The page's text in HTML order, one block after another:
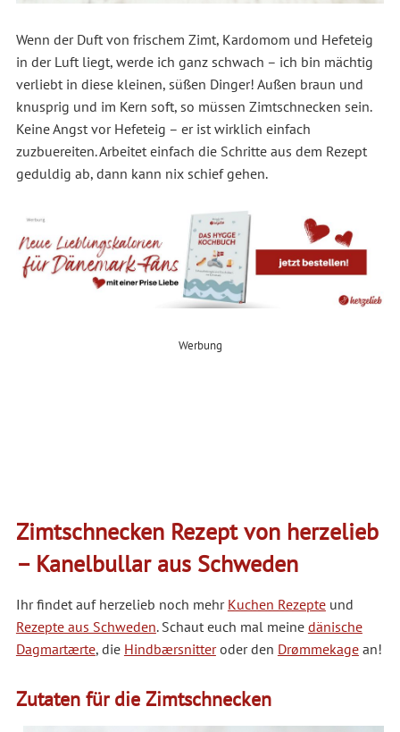
Wenn der Duft von frischem Zimt, Kardomom und Hefeteig
in der Luft liegt, werde ich ganz schwach – ich bin mächtig
verliebt in diese kleinen, süßen Dinger! Außen braun und
knusprig und im Kern soft, so müssen Zimtschnecken sein.
Keine Angst vor Hefeteig – er ist wirklich einfach
zuzbuereiten. Arbeitet einfach die Schritte aus dem Rezept
geduldig ab, dann kann nix schief gehen.
Werbung
Zimtschnecken Rezept von herzelieb
– Kanelbullar aus Schweden
Ihr findet auf herzelieb noch mehr Kuchen Rezepteund
Rezepte aus Schweden. Schaut euch mal meine dänische
Dagmartærte, die Hindbærsnitteroder den Drømmekagean!
Zutaten für die Zimtschnecken